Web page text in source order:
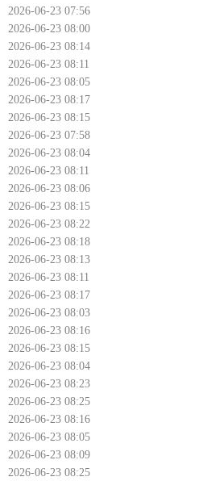
2026-06-23 07:56
2026-06-23 08:00
2026-06-23 08:14
2026-06-23 08:11
2026-06-23 08:05
2026-06-23 08:17
2026-06-23 08:15
2026-06-23 07:58
2026-06-23 08:04
2026-06-23 08:11
2026-06-23 08:06
2026-06-23 08:15
2026-06-23 08:22
2026-06-23 08:18
2026-06-23 08:13
2026-06-23 08:11
2026-06-23 08:17
2026-06-23 08:03
2026-06-23 08:16
2026-06-23 08:15
2026-06-23 08:04
2026-06-23 08:23
2026-06-23 08:25
2026-06-23 08:16
2026-06-23 08:05
2026-06-23 08:09
2026-06-23 08:25